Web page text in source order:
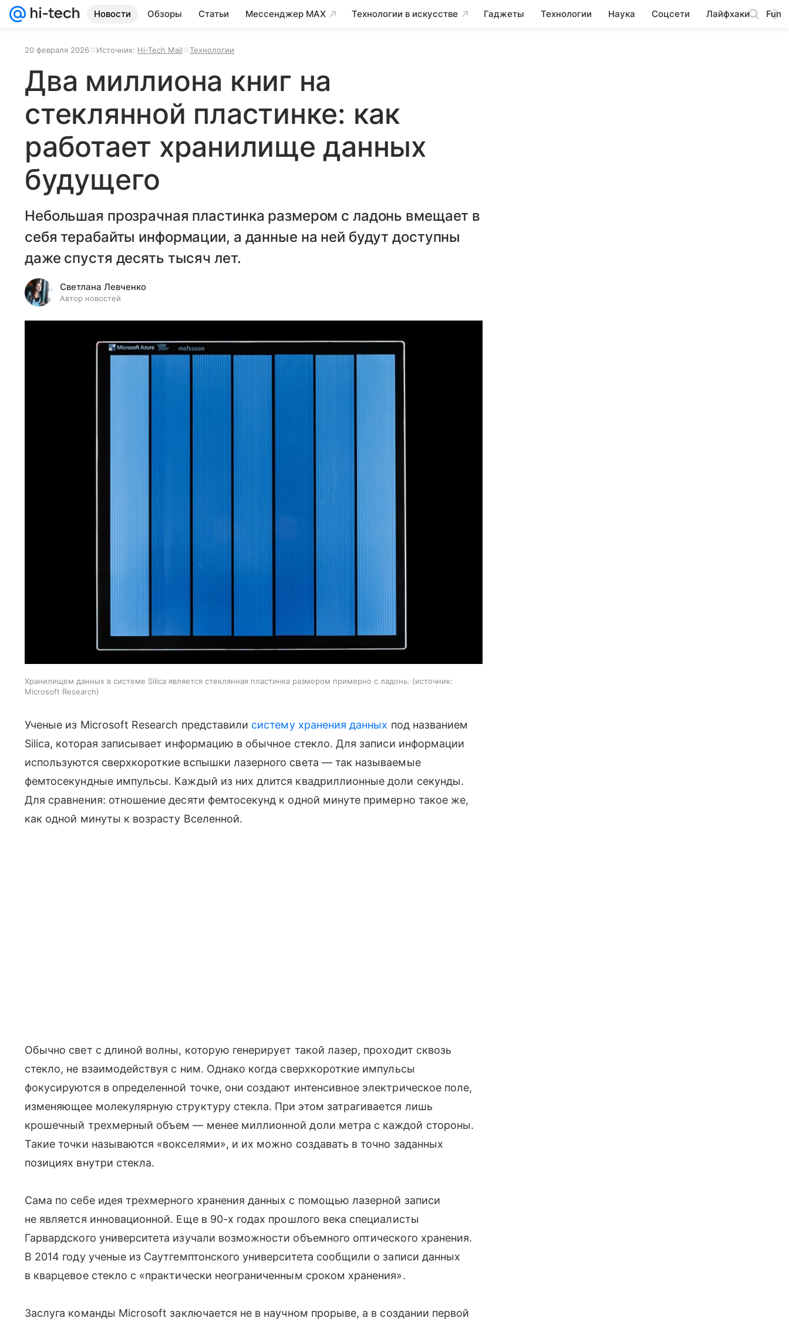
Новости Обзоры Статьи Мессенджер MAX Технологии в искусстве Гаджеты Технологии Наука Соцсети Лайфхаки Fun
20 февраля 2026 Источник: Hi-Tech Mail Технологии
Два миллиона книг на
стеклянной пластинке: как
работает хранилище данных
будущего
Небольшая прозрачная пластинка размером с ладонь вмещает в
себя терабайты информации, а данные на ней будут доступны
даже спустя десять тысяч лет.
Светлана Левченко
Автор новостей
Хранилищем данных в системе Silica является стеклянная пластинка размером примерно с ладонь.
источник:
Microsoft Research
Ученые из Microsoft Research представили систему хранения данных под названием
Silica, которая записывает информацию в обычное стекло. Для записи информации
используются сверхкороткие вспышки лазерного света — так называемые
фемтосекундные импульсы. Каждый из них длится квадриллионные доли секунды.
Для сравнения: отношение десяти фемтосекунд к одной минуте примерно такое же,
как одной минуты к возрасту Вселенной.
Обычно свет с длиной волны, которую генерирует такой лазер, проходит сквозь
стекло, не взаимодействуя с ним. Однако когда сверхкороткие импульсы
фокусируются в определенной точке, они создают интенсивное электрическое поле,
изменяющее молекулярную структуру стекла. При этом затрагивается лишь
крошечный трехмерный объем — менее миллионной доли метра с каждой стороны.
Такие точки называются «вокселями», и их можно создавать в точно заданных
позициях внутри стекла.
Сама по себе идея трехмерного хранения данных с помощью лазерной записи
не является инновационной. Еще в 90-х годах прошлого века специалисты
Гарвардского университета изучали возможности объемного оптического хранения.
В 2014 году ученые из Саутгемптонского университета сообщили о записи данных
в кварцевое стекло с «практически неограниченным сроком хранения».
Заслуга команды Microsoft заключается не в научном прорыве, а в создании первой